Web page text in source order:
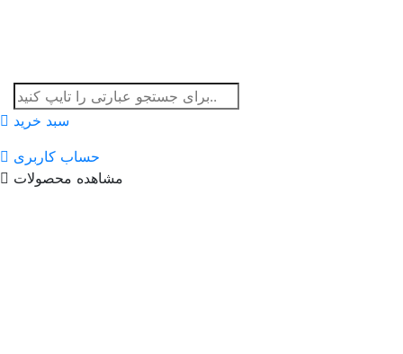
سبد خرید
حساب کاربری
مشاهده محصولات